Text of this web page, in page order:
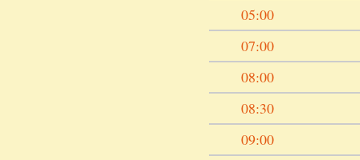
05:00
07:00
08:00
08:30
09:00